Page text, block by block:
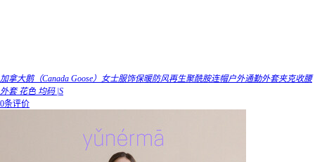
加拿大鹅（Canada Goose）女士服饰保暖防风再生聚酰胺连帽户外通勤外套夹克收腰
外套 花色 均码 |S
0条评价